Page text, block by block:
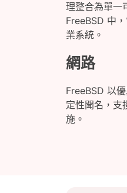
理整合為單一
FreeBSD 中
業系統。
網路
FreeBSD 以
定性聞名，支
施。